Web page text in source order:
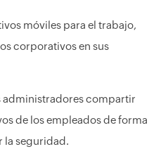
móviles para el trabajo,
corporativos en sus
administradores compartir
de los empleados de forma
la seguridad.